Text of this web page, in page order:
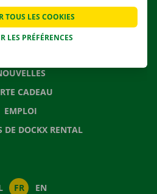
NOUS
CADEAU
EMPLOI
DE DOCKX RENTAL
FR EN
LES PRÉFÉRENCES
TOUS LES COOKIES